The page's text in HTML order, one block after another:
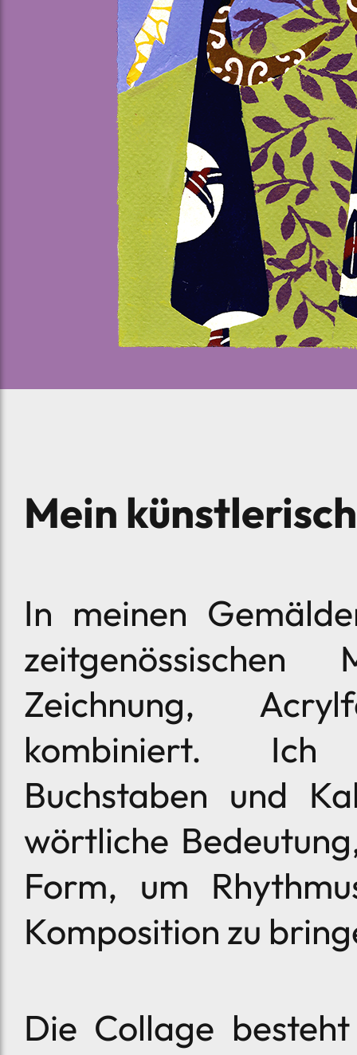
Mein
In meinen
zeitgenössischen
Zeichnung,
kombiniert. Ich
Buchstaben und
wörtliche
Form, um
Komposition zu
Die Collage